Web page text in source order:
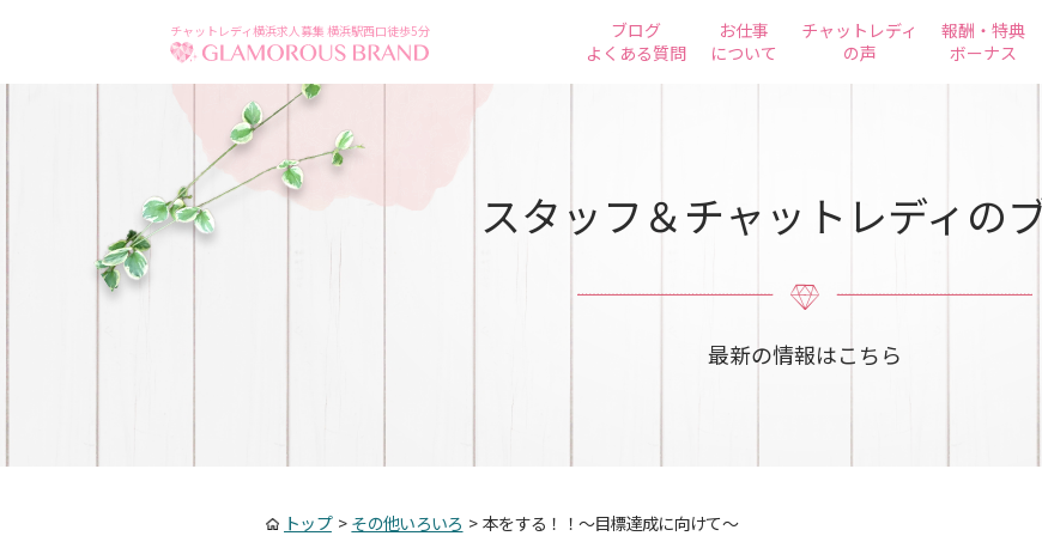
チャットレディ横浜求人募集 横浜駅西口徒歩5分
ブログ
よくある質問
お仕事
について
チャットレディ
の声
報酬・特典
ボーナス
スタッフ＆チャットレディの
最新の情報はこちら
トップ> その他いろいろ >本をする！！～目標達成に向けて～